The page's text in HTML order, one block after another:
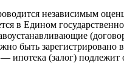
независимым
в Едином
быть зарегистрировано
— ипотека (залог) подлежит